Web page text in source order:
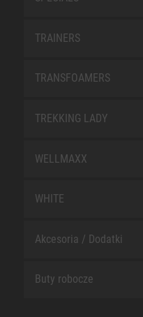
TRAINERS
TRANSFOAMERS
TREKKING LADY
WELLMAXX
WHITE
Akcesoria / Dodatki
Buty robocze